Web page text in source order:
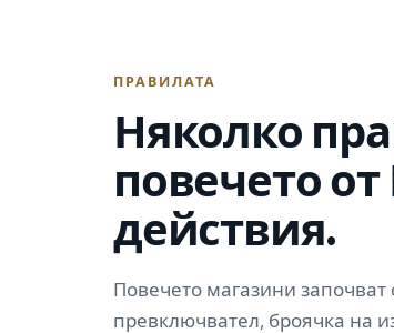
ПРАВИЛАТА
Няколко
повечето
действия.
Повечето магазини започват
превключвател, броячка на